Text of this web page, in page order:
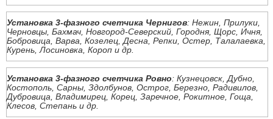
Установка 3-фазного счетчика Чернигов: Нежин, Прилуки,
Черновцы, Бахмач, Новгород-Северский, Городня, Щорс, Ичня,
Бобровица, Варва, Козелец, Десна, Репки, Остер, Талалаевка,
Курень, Лосиновка, Короп и др.
Установка 3-фазного счетчика Ровно: Кузнецовск, Дубно,
Костополь, Сарны, Здолбунов, Острог, Березно, Радивилов,
Дубровица, Владимирец, Корец, Заречное, Рокитное, Гоща,
Клесов, Степань и др.